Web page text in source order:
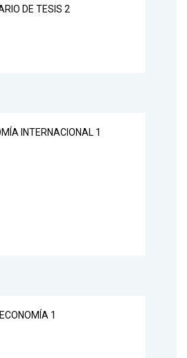
DE TESIS 2
INTERNACIONAL 1
1